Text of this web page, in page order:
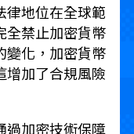
律地位在全球範
全禁止加密貨幣
變化，加密貨幣
增加了合規風險
過加密技術保障